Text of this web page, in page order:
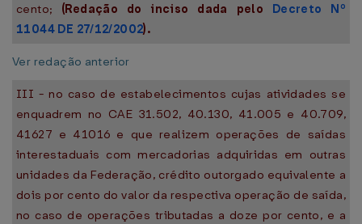
cento; (Redação do inciso dada pelo Decreto Nº
11044 DE 27/12/2002).
Ver redação anterior
III - no caso de estabelecimentos cujas atividades se
enquadrem no CAE 31.502, 40.130, 41.005 e 40.709,
41627 e 41016 e que realizem operações de saídas
interestaduais com mercadorias adquiridas em outras
unidades da Federação, crédito outorgado equivalente a
dois por cento do valor da respectiva operação de saída,
no caso de operações tributadas a doze por cento, e a